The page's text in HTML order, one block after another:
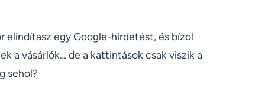
elindítasz egy Google-hirdetést, és bízol
a vásárlók… de a kattintások csak viszik a
sehol?